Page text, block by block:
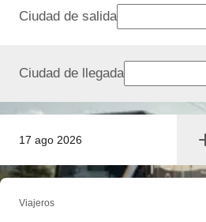
17 ago 2026
Ciudad de salida
Ciudad de llegada
Viajeros